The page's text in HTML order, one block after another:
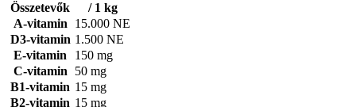
Összetevők
/ 1 kg
A-vitamin
15.000 NE
D3-vitamin 1.500 NE
E-vitamin
150 mg
C-vitamin
50 mg
B1-vitamin 15 mg
B2-vitamin 15 mg